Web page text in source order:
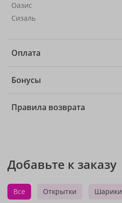
Оазис
Сизаль
Оплата
Бонусы
Правила возврата
Добавьте к заказу
Все Открытки Шарики